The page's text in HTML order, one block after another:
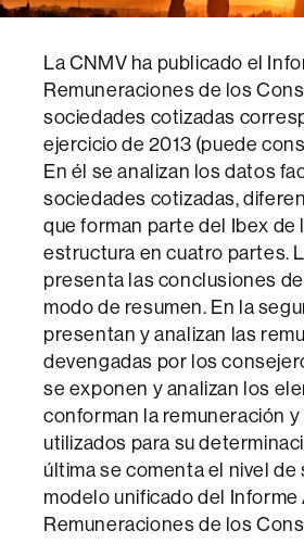
La CNMV ha publicado el
Remuneraciones de los
sociedades cotizadas
ejercicio de 2013 (puede
En él se analizan los datos
sociedades cotizadas,
que forman parte del Ibex de
estructura en cuatro partes.
presenta las conclusiones
modo de resumen. En la
presentan y analizan las
devengadas por los
se exponen y analizan los
conforman la remuneración
utilizados para su
última se comenta el nivel de
modelo unificado del Informe
Remuneraciones de los